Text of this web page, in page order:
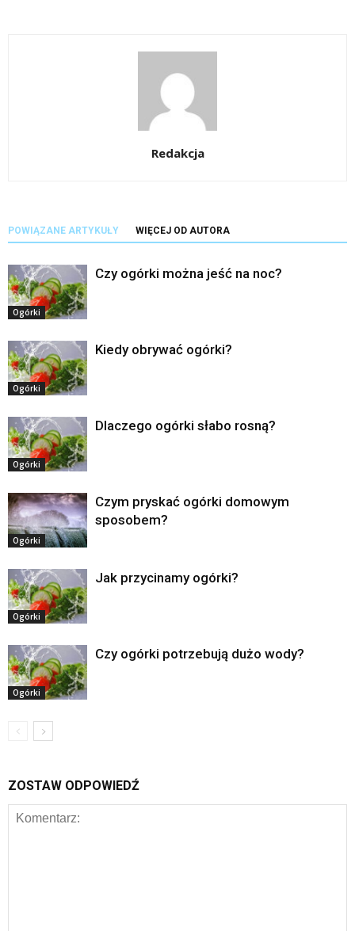
Redakcja
POWIĄZANE ARTYKUŁY WIĘCEJ OD AUTORA
Ogórki
Czy ogórki można jeść na noc?
Ogórki
Kiedy obrywać ogórki?
Ogórki
Dlaczego ogórki słabo rosną?
Ogórki
Czym pryskać ogórki domowym
sposobem?
Ogórki
Jak przycinamy ogórki?
Ogórki
Czy ogórki potrzebują dużo wody?
ZOSTAW ODPOWIEDŹ